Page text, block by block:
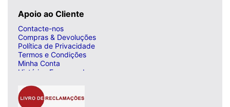
Apoio ao Cliente
Contacte-nos
Compras & Devoluções
Política de Privacidade
Termos e Condições
Minha Conta
Histórico Encomendas